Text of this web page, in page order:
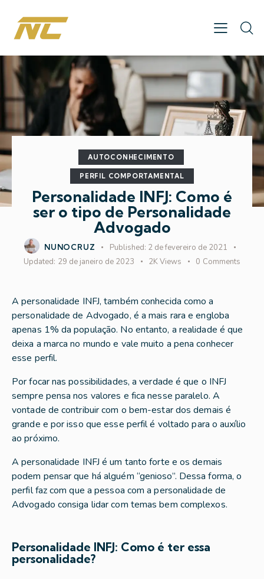
AUTOCONHECIMENTO
PERFIL COMPORTAMENTAL
Personalidade INFJ: Como é
ser o tipo de Personalidade
Advogado
NUNOCRUZ Published: 2 de fevereiro de 2021
Updated: 29 de janeiro de 2023 2K Views 0 Comments
A personalidade INFJ, também conhecida como a
personalidade de Advogado, é a mais rara e engloba
apenas 1% da população. No entanto, a realidade é que
deixa a marca no mundo e vale muito a pena conhecer
esse perfil.
Por focar nas possibilidades, a verdade é que o INFJ
sempre pensa nos valores e fica nesse paralelo. A
vontade de contribuir com o bem-estar dos demais é
grande e por isso que esse perfil é voltado para o auxílio
ao próximo.
A personalidade INFJ é um tanto forte e os demais
podem pensar que há alguém “genioso”. Dessa forma, o
perfil faz com que a pessoa com a personalidade de
Advogado consiga lidar com temas bem complexos.
Personalidade INFJ: Como é ter essa
personalidade?